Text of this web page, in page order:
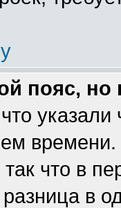
пояс,
указали
что в
в